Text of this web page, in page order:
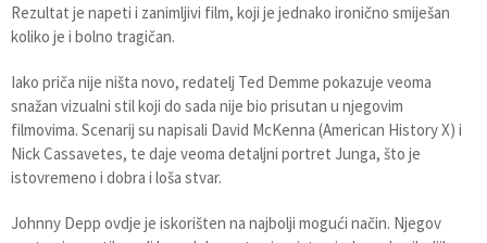
Rezultat je napeti i zanimljivi film, koji je jednako ironično smiješan
koliko je i bolno tragičan.
Iako priča nije ništa novo, redatelj Ted Demme pokazuje veoma
snažan vizualni stil koji do sada nije bio prisutan u njegovim
filmovima. Scenarij su napisali David McKenna (American History X) i
Nick Cassavetes, te daje veoma detaljni portret Junga, što je
istovremeno i dobra i loša stvar.
Johnny Depp ovdje je iskorišten na najbolji mogući način. Njegov